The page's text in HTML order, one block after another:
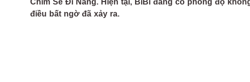
Chim Sẻ Đi Nắng. Hiện tại, BiBi đang có phong độ
điều bất ngờ đã xảy ra.